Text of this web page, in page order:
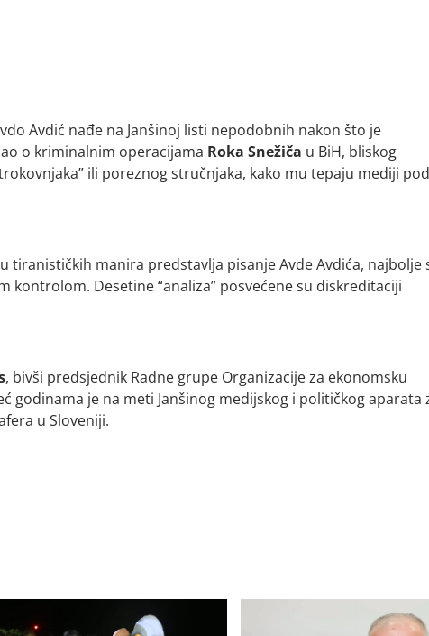
Avdić nađe na Janšinoj listi nepodobnih nakon što je
o kriminalnim operacijama Roka Snežiča u BiH, bliskog
ili poreznog stručnjaka, kako mu tepaju mediji pod
manira predstavlja pisanje Avde Avdića, najbolje
Desetine “analiza” posvećene su diskreditaciji
, bivši predsjednik Radne grupe Organizacije za ekonomsku
godinama je na meti Janšinog medijskog i političkog aparata
u Sloveniji.